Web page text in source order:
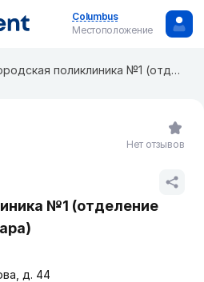
Columbus
Местоположение
Городская поликлиника №1 (отделение дневного стационара)
№1 (отделение
д. 44
Нет отзывов